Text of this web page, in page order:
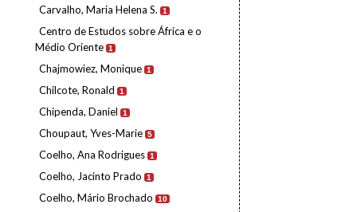
Carvalho, Maria Helena S. 1
Centro de Estudos sobre África e o
Médio Oriente 1
Chajmowiez, Monique 1
Chilcote, Ronald 1
Chipenda, Daniel 1
Choupaut, Yves-Marie 5
Coelho, Ana Rodrigues 1
Coelho, Jacinto Prado 1
Coelho, Mário Brochado 10